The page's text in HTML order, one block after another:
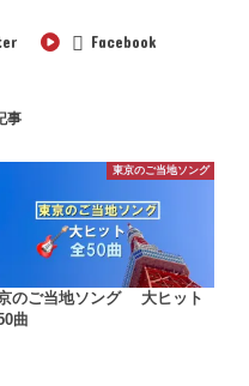
Facebook
事
東京のご当地ソング
のご当地ソング 大ヒット
曲